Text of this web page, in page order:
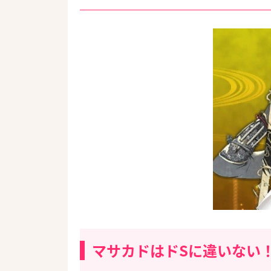
マサカドはドSに違いない